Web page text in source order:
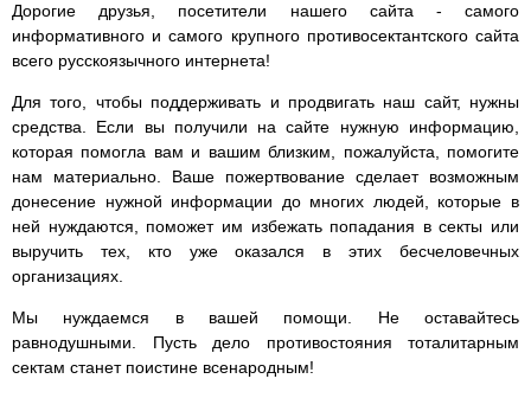
Дорогие друзья, посетители нашего сайта - самого
информативного и самого крупного противосектантского сайта
всего русскоязычного интернета!
Для того, чтобы поддерживать и продвигать наш сайт, нужны
средства. Если вы получили на сайте нужную информацию,
которая помогла вам и вашим близким, пожалуйста, помогите
нам материально. Ваше пожертвование сделает возможным
донесение нужной информации до многих людей, которые в
ней нуждаются, поможет им избежать попадания в секты или
выручить тех, кто уже оказался в этих бесчеловечных
организациях.
Мы нуждаемся в вашей помощи. Не оставайтесь
равнодушными. Пусть дело противостояния тоталитарным
сектам станет поистине всенародным!